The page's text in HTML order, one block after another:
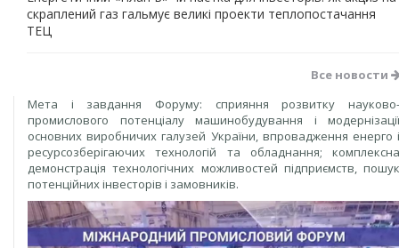
скраплений газ гальмує великі проекти теплопостачання
ТЕЦ
Все новости
Мета і завдання Форуму: сприяння розвитку науково-
промислового потенціалу машинобудування і модернізації
основних виробничих галузей України, впровадження енерго і
ресурсозберігаючих технологій та обладнання; комплексна
демонстрація технологічних можливостей підприємств, пошук
потенційних інвесторів і замовників.